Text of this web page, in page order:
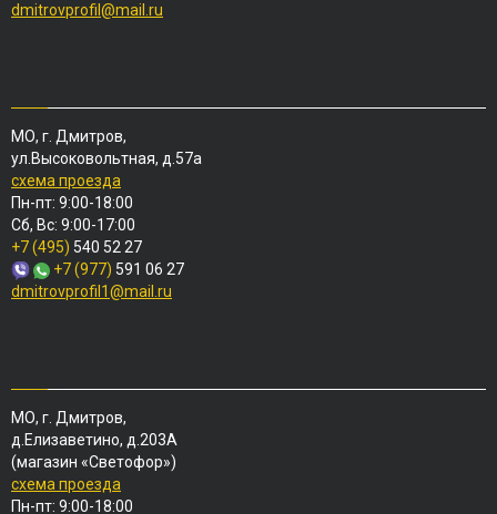
dmitrovprofil@mail.ru
МО, г. Дмитров,
ул.Высоковольтная, д.57а
схема проезда
Пн-пт: 9:00-18:00
Сб, Вс: 9:00-17:00
+7 (495) 540 52 27
+7 (977) 591 06 27
dmitrovprofil1@mail.ru
МО, г. Дмитров,
д.Елизаветино, д.203А
(магазин «Светофор»)
схема проезда
Пн-пт: 9:00-18:00